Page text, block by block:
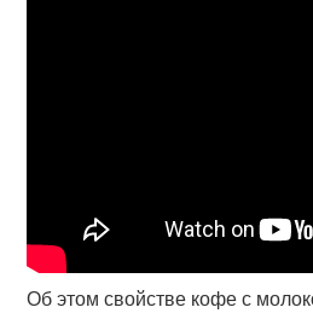
Об этом свойстве кофе с